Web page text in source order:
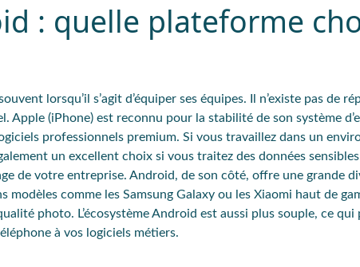
: quelle plateforme
lorsqu’il s’agit d’équiper ses équipes. Il n’existe pas de
Apple (iPhone) est reconnu pour la stabilité de son système
professionnels premium. Si vous travaillez dans un
un excellent choix si vous traitez des données
de votre entreprise. Android, de son côté, offre une grande
modèles comme les Samsung Galaxy ou les Xiaomi haut de
photo. L’écosystème Android est aussi plus souple, ce
à vos logiciels métiers.